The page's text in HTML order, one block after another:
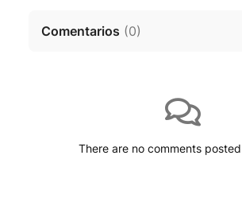
Comentarios (0)
There are no comments